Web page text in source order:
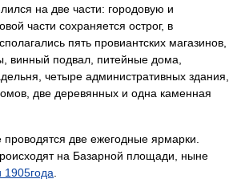
на две части: городовую и
части сохраняется острог, в
пять провиантских магазинов,
винный подвал, питейные дома,
четыре административных здания,
две деревянных и одна каменная
проводятся две ежегодные ярмарки.
на Базарной площади, ныне